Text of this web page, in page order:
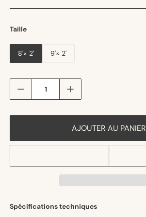
Taille
8'× 2' 9'× 2'
AJOUTER AU PANIER
Spécifications techniques